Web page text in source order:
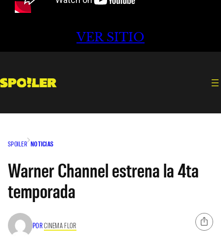
VER SITIO
SPOILER NOTICIAS
Warner Channel estrena la 4ta
temporada
PORCINEMA FLOR